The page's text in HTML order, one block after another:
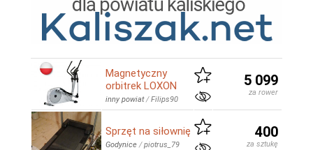
Magnetyczny
orbitrek LOXON
inny powiat/Filips90
5 099
za rower
Sprzęt na siłownię
Godynice /piotrus_79
400
za sztukę